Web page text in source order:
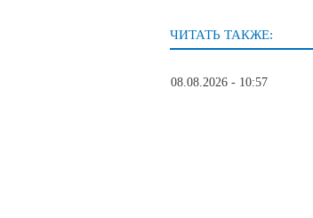
ЧИТАТЬ ТАКЖЕ:
08.08.2026 - 10:57